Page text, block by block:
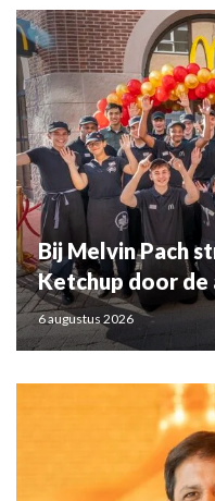
Bij Melvin Pach
Ketchup door de
6 augustus 2026